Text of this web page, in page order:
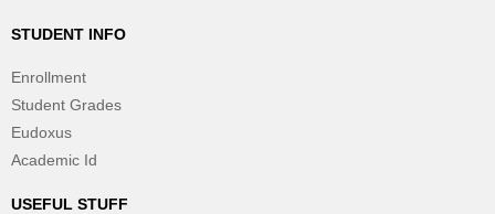
STUDENT INFO
Enrollment
Student Grades
Eudoxus
Academic Id
USEFUL STUFF